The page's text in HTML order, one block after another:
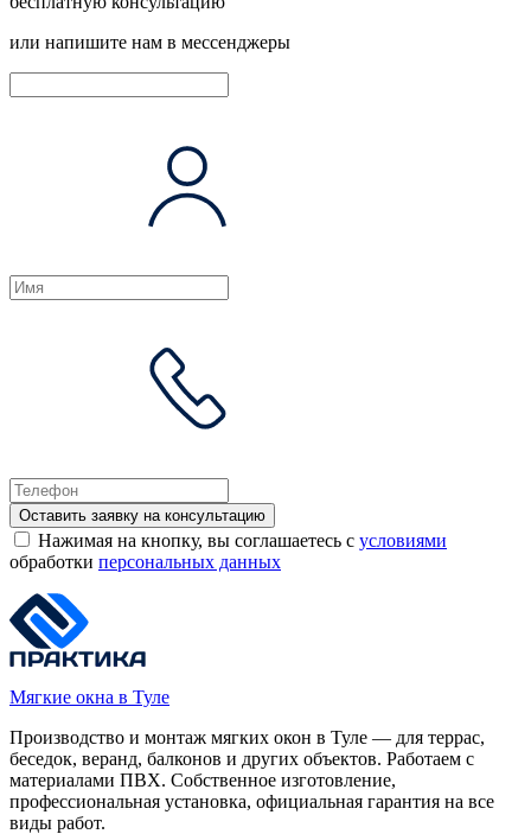
или напишите нам в мессенджеры
Оставить заявку на консультацию
Нажимая на кнопку, вы соглашаетесь с условиями
обработки персональных данных
Мягкие окна в Туле
Производство и монтаж мягких окон в Туле — для террас,
беседок, веранд, балконов и других объектов. Работаем с
материалами ПВХ. Собственное изготовление,
профессиональная установка, официальная гарантия на все
виды работ.